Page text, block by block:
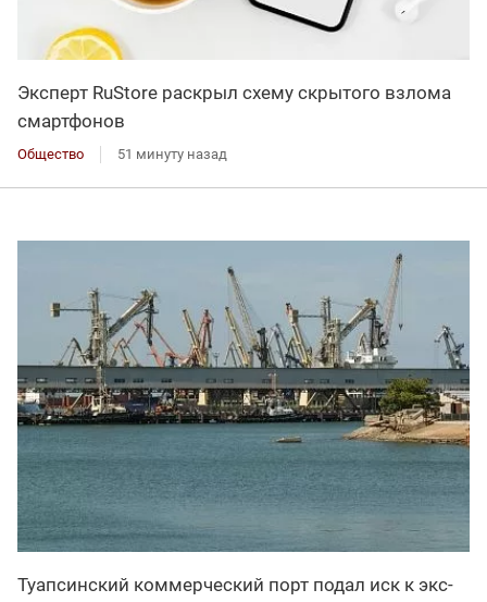
Эксперт RuStore раскрыл схему скрытого взлома
смартфонов
Общество 51 минуту назад
Туапсинский коммерческий порт подал иск к экс-